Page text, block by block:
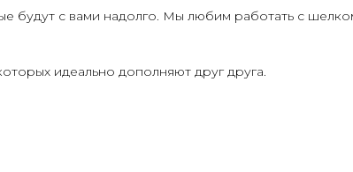
будут с вами надолго. Мы любим работать с
идеально дополняют друг друга.